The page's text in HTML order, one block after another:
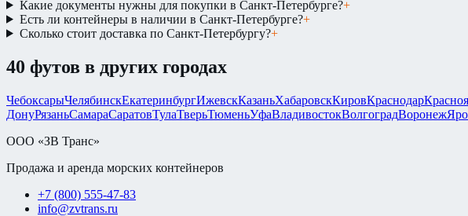
Какие документы нужны для покупки в Санкт-Петербурге?+
Есть ли контейнеры в наличии в Санкт-Петербурге?+
Сколько стоит доставка по Санкт-Петербургу?+
40 футов в других городах
ЧебоксарыЧелябинскЕкатеринбургИжевскКазаньХабаровскКировКраснодар
ДонуРязаньСамараСаратовТулаТверьТюменьУфаВладивостокВолгоградВоронеж
ООО «ЗВ Транс»
Продажа и аренда морских контейнеров
+7 (800) 555-47-83
info@zvtrans.ru